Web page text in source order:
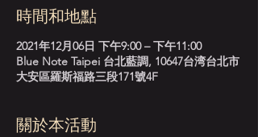
時間和地點
2021年12月06日 下午9:00 – 下午11:00
Blue Note Taipei 台北藍調, 10647台湾台北市
大安區羅斯福路三段171號4F
關於本活動